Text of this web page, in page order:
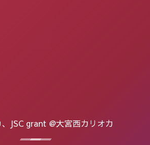
JSC grant @大宮西カリオカ